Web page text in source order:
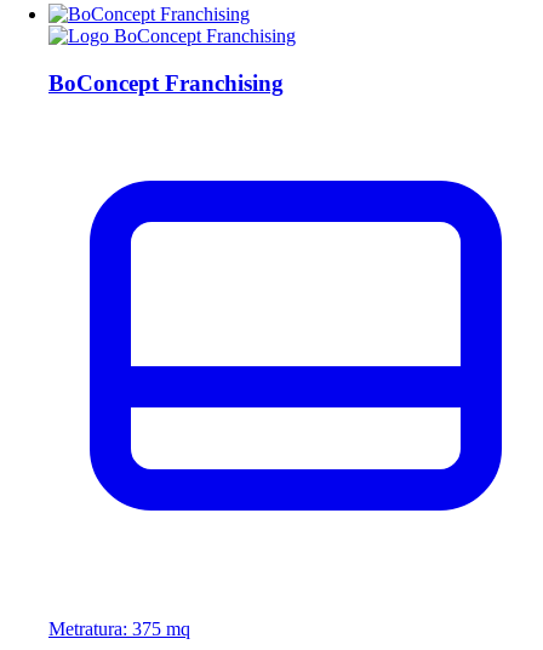
BoConcept Franchising
Metratura: 375 mq